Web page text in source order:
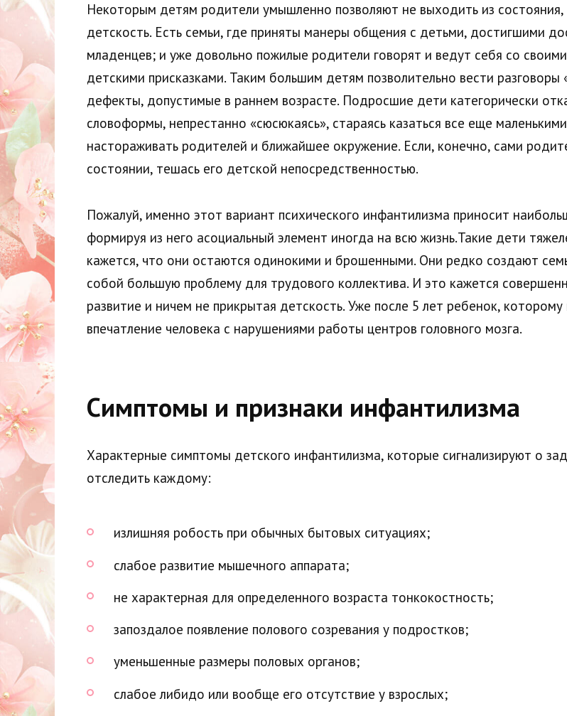
Некоторым детям родители умышленно позволяют не выходить из
детскость. Есть семьи, где приняты манеры общения с детьми, достигшими
младенцев; и уже довольно пожилые родители говорят и ведут себя со
детскими присказками. Таким большим детям позволительно вести
дефекты, допустимые в раннем возрасте. Подросшие дети категорически
словоформы, непрестанно «сюсюкаясь», стараясь казаться все еще
настораживать родителей и ближайшее окружение. Если, конечно, сами
состоянии, тешась его детской непосредственностью.
Пожалуй, именно этот вариант психического инфантилизма приносит
формируя из него асоциальный элемент иногда на всю жизнь.Такие дети
кажется, что они остаются одинокими и брошенными. Они редко создают
собой большую проблему для трудового коллектива. И это кажется
развитие и ничем не прикрытая детскость. Уже после 5 лет ребенок,
впечатление человека с нарушениями работы центров головного мозга.
Симптомы и признаки инфантилизма
Характерные симптомы детского инфантилизма, которые сигнализируют о
отследить каждому:
излишняя робость при обычных бытовых ситуациях;
слабое развитие мышечного аппарата;
не характерная для определенного возраста тонкокостность;
запоздалое появление полового созревания у подростков;
уменьшенные размеры половых органов;
слабое либидо или вообще его отсутствие у взрослых;